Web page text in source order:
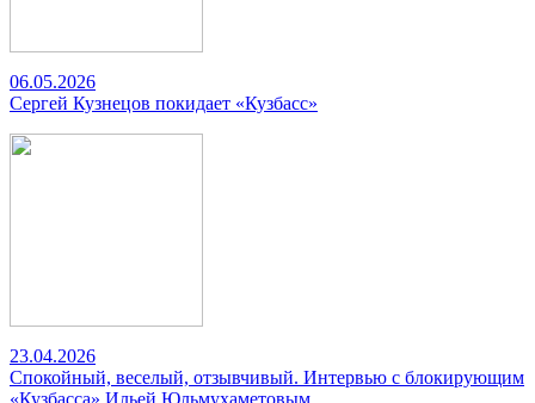
06.05.2026
Сергей Кузнецов покидает «Кузбасс»
23.04.2026
Спокойный, веселый, отзывчивый. Интервью с блокирующим
«Кузбасса» Ильей Юльмухаметовым